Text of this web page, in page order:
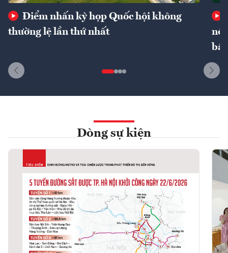
Điểm nhấn kỳ họp Quốc hội không
thường lệ lần thứ nhất
Dòng sự kiện